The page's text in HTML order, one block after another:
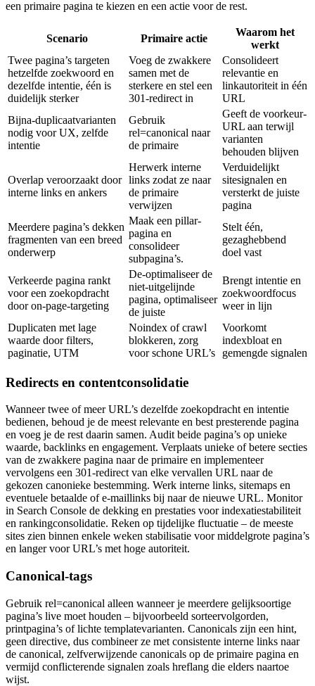
een primaire pagina te kiezen en een actie voor de rest.
Scenario Primaire actie
Waarom het
werkt
Twee pagina’s targeten
hetzelfde zoekwoord en
dezelfde intentie, één is
duidelijk sterker
Voeg de zwakkere
samen met de
sterkere en stel een
301-redirect in
Consolideert
relevantie en
linkautoriteit in één
URL
Bijna-duplicaatvarianten
nodig voor UX, zelfde
intentie
Gebruik
rel=canonical naar
de primaire
Geeft de voorkeur-
URL aan terwijl
varianten
behouden blijven
Overlap veroorzaakt door
interne links en ankers
Herwerk interne
links zodat ze naar
de primaire
verwijzen
Verduidelijkt
sitesignalen en
versterkt de juiste
pagina
Meerdere pagina’s dekken
fragmenten van een breed
onderwerp
Maak een pillar-
pagina en
consolideer
subpagina’s.
Stelt één,
gezaghebbend
doel vast
Verkeerde pagina rankt
voor een zoekopdracht
door on-page-targeting
De-optimaliseer de
niet-uitgelijnde
pagina, optimaliseer
de juiste
Brengt intentie en
zoekwoordfocus
weer in lijn
Duplicaten met lage
waarde door filters,
paginatie, UTM
Noindex of crawl
blokkeren, zorg
voor schone URL’s
Voorkomt
indexbloat en
gemengde signalen
Redirects en contentconsolidatie
Wanneer twee of meer URL’s dezelfde zoekopdracht en intentie
bedienen, behoud je de meest relevante en best presterende pagina
en voeg je de rest daarin samen. Audit beide pagina’s op unieke
waarde, backlinks en engagement. Verplaats unieke of betere secties
van de zwakkere pagina naar de primaire en implementeer
vervolgens een 301-redirect van elke vervallen URL naar de
gekozen canonieke bestemming. Werk interne links, sitemaps en
eventuele betaalde of e-maillinks bij naar de nieuwe URL. Monitor
in Search Console de dekking en prestaties voor indexatiestabiliteit
en rankingconsolidatie. Reken op tijdelijke fluctuatie – de meeste
sites zien binnen enkele weken stabilisatie voor middelgrote pagina’s
en langer voor URL’s met hoge autoriteit.
Canonical-tags
Gebruik rel=canonical alleen wanneer je meerdere gelijksoortige
pagina’s live moet houden – bijvoorbeeld sorteervolgorden,
printpagina’s of lichte templatevarianten. Canonicals zijn een hint,
geen directive, dus combineer ze met consistente interne links naar
de canonical, zelfverwijzende canonicals op de primaire pagina en
vermijd conflicterende signalen zoals hreflang die elders naartoe
wijst.